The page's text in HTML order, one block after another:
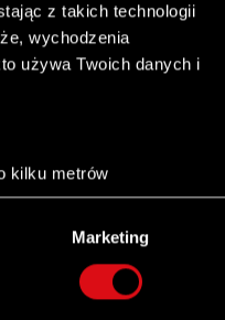
z takich technologii
wychodzenia
używa Twoich danych i
kilku metrów
(fingerprinting,
preferencje w
chwili.
Marketing